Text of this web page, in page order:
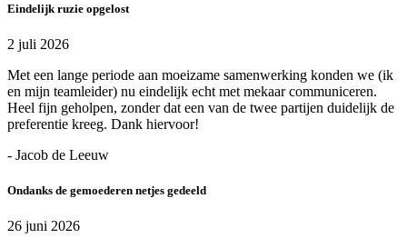
Eindelijk ruzie opgelost
2 juli 2026
Met een lange periode aan moeizame samenwerking konden we (ik
en mijn teamleider) nu eindelijk echt met mekaar communiceren.
Heel fijn geholpen, zonder dat een van de twee partijen duidelijk de
preferentie kreeg. Dank hiervoor!
- Jacob de Leeuw
Ondanks de gemoederen netjes gedeeld
26 juni 2026